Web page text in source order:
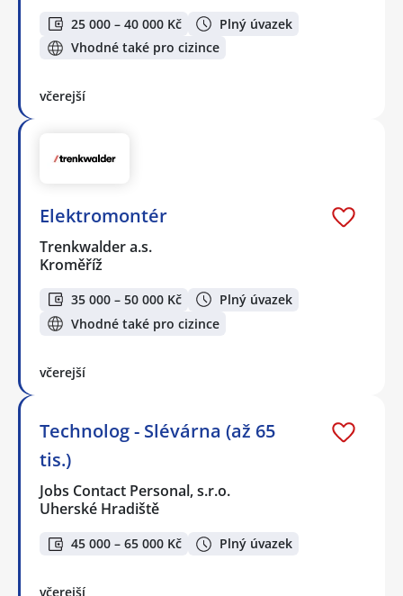
25 000 – 40 000 Kč
Plný úvazek
Vhodné také pro cizince
včerejší
Elektromontér
Trenkwalder a.s.
Kroměříž
35 000 – 50 000 Kč
Plný úvazek
Vhodné také pro cizince
včerejší
Technolog - Slévárna (až 65
tis.)
Jobs Contact Personal, s.r.o.
Uherské Hradiště
45 000 – 65 000 Kč Plný úvazek
včerejší